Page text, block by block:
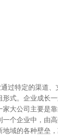
过特定的渠道
式。企业成长
大公司主要是
企业中，由高
域的各种壁垒